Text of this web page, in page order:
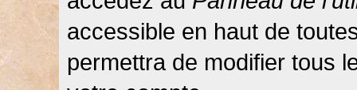
accessible en haut de
permettra de modifier tous